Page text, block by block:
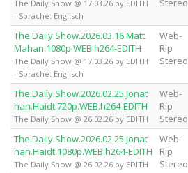
The Daily Show @ 17.03.26 by EDITH
- Sprache: Englisch
The.Daily.Show.2026.03.16.Matt.
Mahan.1080p.WEB.h264-EDITH
The Daily Show @ 17.03.26 by EDITH
- Sprache: Englisch
Web-
Rip
Stereo
The.Daily.Show.2026.02.25.Jonat
han.Haidt.720p.WEB.h264-EDITH
The Daily Show @ 26.02.26 by EDITH
Web-
Rip
Stereo
The.Daily.Show.2026.02.25.Jonat
han.Haidt.1080p.WEB.h264-EDITH
The Daily Show @ 26.02.26 by EDITH
Web-
Rip
Stereo